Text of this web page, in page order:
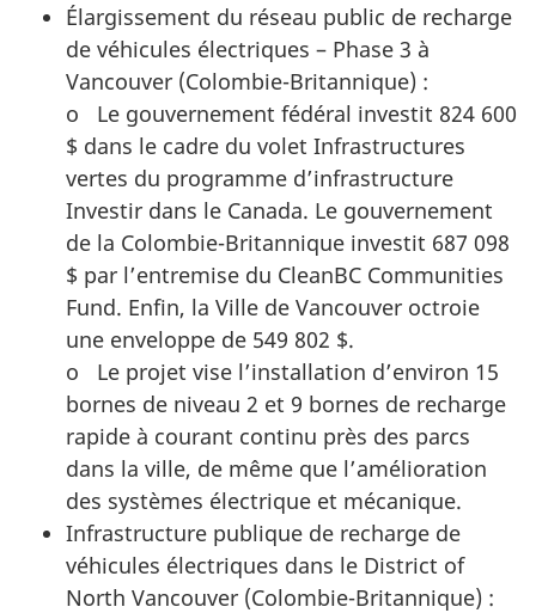
Élargissement du réseau public de recharge
de véhicules électriques – Phase 3 à
Vancouver (Colombie-Britannique) :
o Le gouvernement fédéral investit 824 600
$ dans le cadre du volet Infrastructures
vertes du programme d’infrastructure
Investir dans le Canada. Le gouvernement
de la Colombie-Britannique investit 687 098
$ par l’entremise du CleanBC Communities
Fund. Enfin, la Ville de Vancouver octroie
une enveloppe de 549 802 $.
o Le projet vise l’installation d’environ 15
bornes de niveau 2 et 9 bornes de recharge
rapide à courant continu près des parcs
dans la ville, de même que l’amélioration
des systèmes électrique et mécanique.
Infrastructure publique de recharge de
véhicules électriques dans le District of
North Vancouver (Colombie-Britannique) :